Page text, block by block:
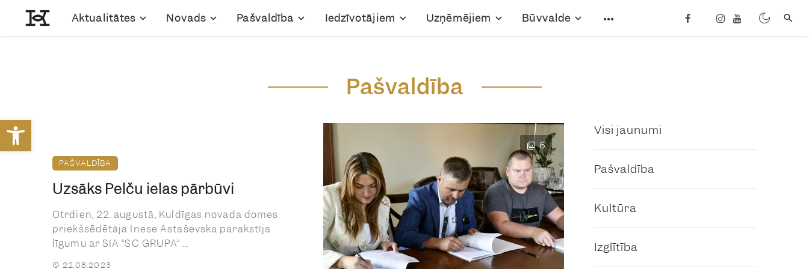
Open toolbar
Aktualitātes Novads Pašvaldība Iedzīvotājiem Uzņēmējiem Būvvalde
Pašvaldība
6
PAŠVALDĪBA
Uzsāks Pelču ielas pārbūvi
Otrdien, 22. augustā, Kuldīgas novada domes
priekšsēdētāja Inese Astaševska parakstīja
līgumu ar SIA “SC GRUPA” ...
22.08.2023
Visi jaunumi
Pašvaldība
Kultūra
Izglītība